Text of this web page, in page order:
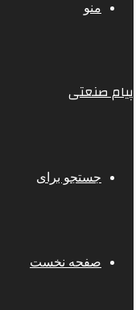
منو
پیام صنعتی
جستجو برای
صفحه نخست